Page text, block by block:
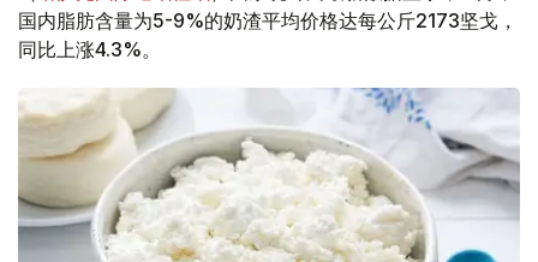
国内脂肪含量为5-9%的奶渣平均价格达每公斤2173坚戈，
同比上涨4.3%。